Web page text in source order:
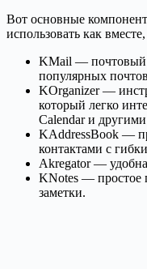
Вот основные
использовать как
KMail — почтовый
популярных
KOrganizer —
который легко
Calendar и
KAddressBook —
контактами с
Akregator —
KNotes — простое
заметки.